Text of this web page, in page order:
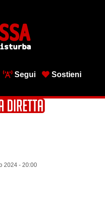
Segui
Sostieni
2024 - 20:00